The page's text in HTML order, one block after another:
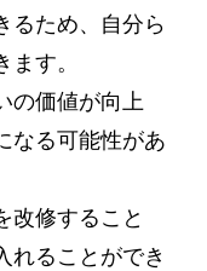
るため、自分ら
す。
の価値が向上
なる可能性があ
改修すること
れることができ